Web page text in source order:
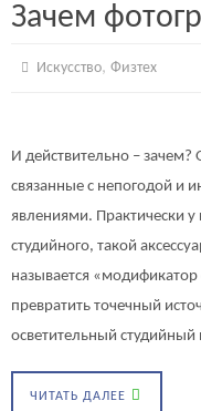
Зачем
Искусство,Физтех
И действительно –
связанные с непогодой
явлениями. Практически
студийного, такой
называется «модификатор
превратить точечный
осветительный
ЧИТАТЬ ДАЛЕЕ